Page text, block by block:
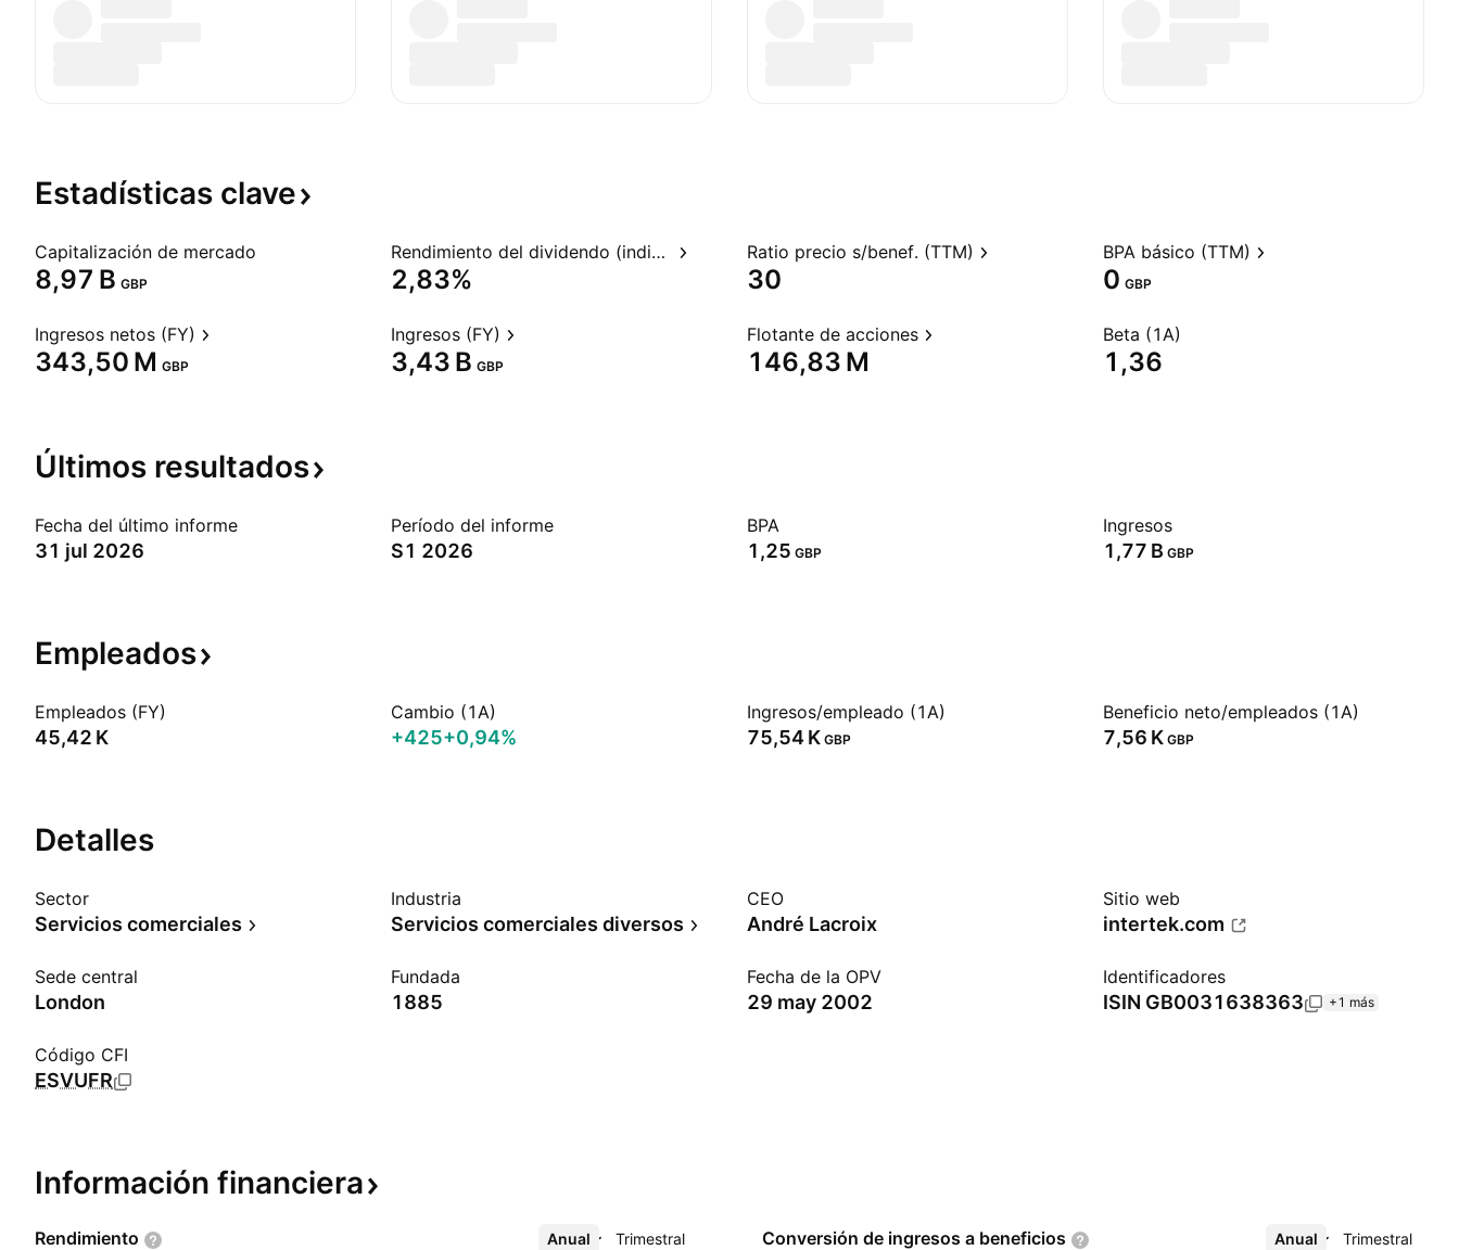
Estadísticas clave
Capitalización de mercado
‪8,97 B‬ GBP
Rendimiento del dividendo (indicado)
2,83%
Ratio precio s/benef. (TTM)
30
BPA básico (TTM)
0 GBP
Ingresos netos (FY)
‪343,50 M‬ GBP
Ingresos (FY)
‪3,43 B‬ GBP
Flotante de acciones
‪146,83 M‬
Beta (1A)
1,36
Últimos resultados
Fecha del último informe
31 jul 2026
Período del informe
S1 2026
BPA
1,25 GBP
Ingresos
‪1,77 B‬ GBP
Empleados
Empleados (FY)
‪45,42 K‬
Cambio (1A)
+425+0,94%
Ingresos/empleado (1A)
‪75,54 K‬ GBP
Beneficio neto/empleados (1A)
‪7,56 K‬ GBP
Detalles
Sector
Servicios comerciales
Industria
Servicios comerciales diversos
CEO
André Lacroix
Sitio web
intertek.com
Sede central
London
Fundada
1885
Fecha de la OPV
29 may 2002
Identificadores
ISIN GB0031638363 +1 más
Código CFI
ESVUFR
Información financiera
Rendimiento Anual Trimestral
Más Conversión de ingresos a beneficios Anual Trimestral
Más